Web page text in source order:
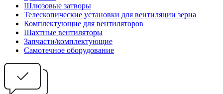
Шлюзовые затворы
Телескопические установки для вентиляции зерна
Комплектующие для вентиляторов
Шахтные вентиляторы
Запчасти/комплектующие
Самотечное оборудование